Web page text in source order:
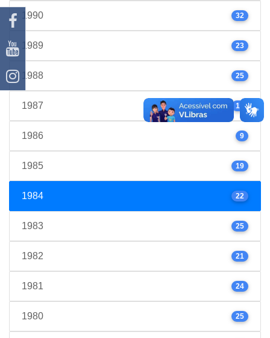
1990 32
1989 23
1988 25
1987 17
1986 9
1985 19
1984 22
1983 25
1982 21
1981 24
1980 25